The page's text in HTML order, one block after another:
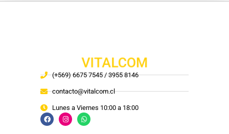
VITALCOM
(+569) 6675 7545 / 3955 8146
contacto@vitalcom.cl
Lunes a Viernes 10:00 a 18:00